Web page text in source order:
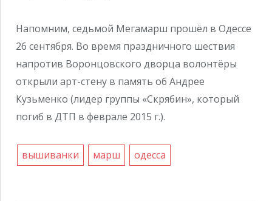
Напомним, седьмой Мегамарш прошёл в Одессе
26 сентября. Во время праздничного шествия
напротив Воронцовского дворца волонтёры
открыли арт-стену в память об Андрее
Кузьменко (лидер группы «Скрябин», который
погиб в ДТП в феврале 2015 г.).
вышиванки марш одесса